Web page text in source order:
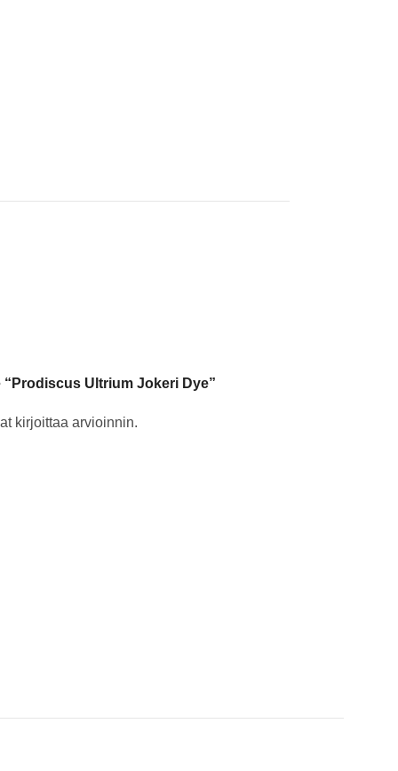
Ultrium Jokeri Dye”
kirjoittaa arvioinnin.